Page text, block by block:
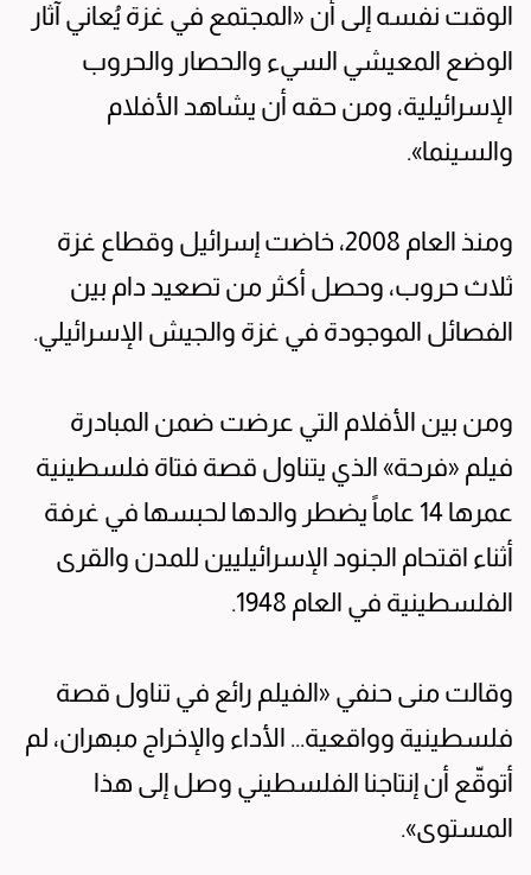
الوقت نفسه إلى أن «المجتمع في غزة يُعاني آثار
الوضع المعيشي السيء والحصار والحروب
الإسرائيلية، ومن حقه أن يشاهد الأفلام
والسينما».
ومنذ العام 2008، خاضت إسرائيل وقطاع غزة
ثلاث حروب، وحصل أكثر من تصعيد دام بين
الفصائل الموجودة في غزة والجيش الإسرائيلي.
ومن بين الأفلام التي عرضت ضمن المبادرة
فيلم «فرحة» الذي يتناول قصة فتاة فلسطينية
عمرها 14 عاماً يضطر والدها لحبسها في غرفة
أثناء اقتحام الجنود الإسرائيليين للمدن والقرى
الفلسطينية في العام 1948.
وقالت منى حنفي «الفيلم رائع في تناول قصة
فلسطينية وواقعية... الأداء والإخراج مبهران، لم
أتوقّع أن إنتاجنا الفلسطيني وصل إلى هذا
المستوى».